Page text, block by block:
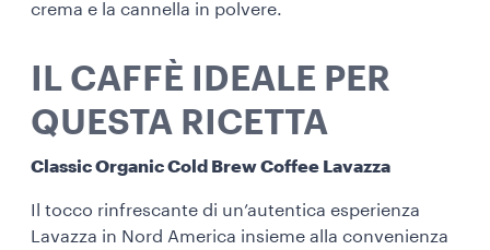
crema e la cannella in polvere.
IL CAFFÈ IDEALE PER
QUESTA RICETTA
Classic Organic Cold Brew Coffee Lavazza
Il tocco rinfrescante di un’autentica esperienza
Lavazza in Nord America insieme alla convenienza